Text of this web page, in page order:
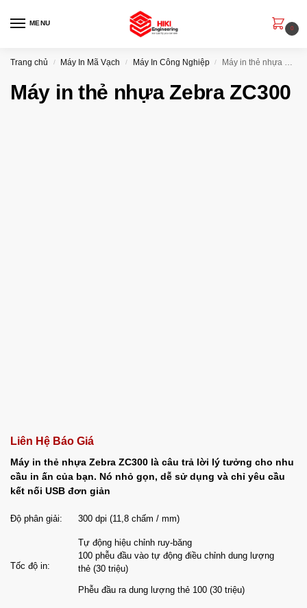
MENU
0
Trang chủ / Máy In Mã Vạch / Máy In Công Nghiệp / Máy in thẻ nhựa Zebra ZC300
Máy in thẻ nhựa Zebra ZC300
Liên Hệ Báo Giá
Máy in thẻ nhựa Zebra ZC300 là câu trả lời lý tưởng cho nhu
cầu in ấn của bạn. Nó nhỏ gọn, dễ sử dụng và chỉ yêu cầu
kết nối USB đơn giản
Độ phân giải: 300 dpi (11,8 chấm / mm)
Tốc độ in:
Tự động hiệu chỉnh ruy-băng
100 phễu đầu vào tự động điều chỉnh dung lượng
thẻ (30 triệu)
Phễu đầu ra dung lượng thẻ 100 (30 triệu)